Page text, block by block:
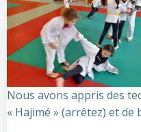
Nous avons appris des
« Hajimé » (arrêtez) et